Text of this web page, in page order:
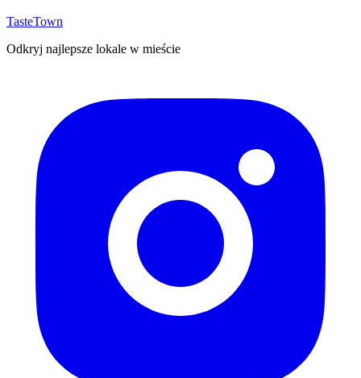
TasteTown
Odkryj najlepsze lokale w mieście